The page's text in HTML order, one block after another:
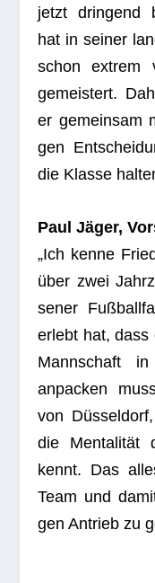
jetzt drin­gend
hat in sei­ner
schon extrem
gemeis­tert.
er gemein­sam
gen
die Klasse
Paul Jäger,
„Ich kenne
über zwei
se­ner
erlebt hat, dass
Mann­schaft
anpa­cken
von
die Men­ta­li­tät
kennt. Das
Team und
gen Antrieb zu